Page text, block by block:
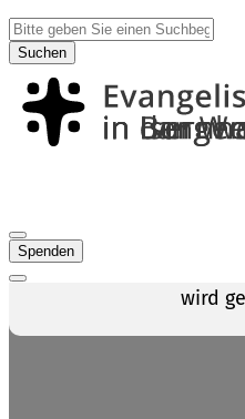
Suchen
Spenden